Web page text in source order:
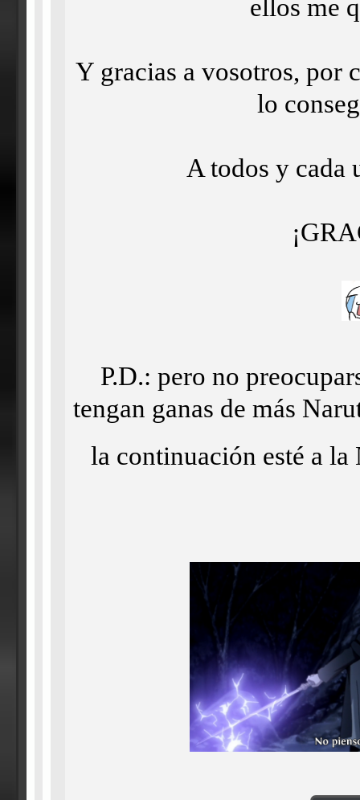
ellos me
Y gracias a vosotros, por
lo
A todos y cada
P.D.: pero no
tengan ganas de más
la continuación esté a